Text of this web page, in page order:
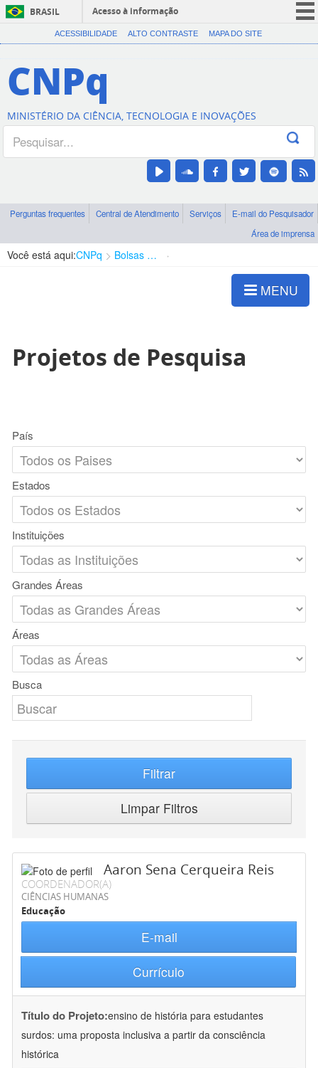
BRASIL
Acesso à informação
CORONAVÍRUS (COVID-19)
Canais
ACESSIBILIDADE ALTO CONTRASTE MAPA DO SITE
CNPq
MINISTÉRIO DA CIÊNCIA, TECNOLOGIA E INOVAÇÕES
Perguntas frequentes Central de Atendimento Serviços
E-mail do Pesquisador
Área de imprensa
Você está aqui:CNPq Bolsas e Auxílios Vigentes
MENU
Projetos de Pesquisa
País
Estados
Instituições
Grandes Áreas
Áreas
Busca
Filtrar
Limpar Filtros
Aaron Sena Cerqueira Reis
COORDENADOR(A)
CIÊNCIAS HUMANAS
Educação
E-mail
Currículo
Título do Projeto:ensino de história para estudantes
surdos: uma proposta inclusiva a partir da consciência
histórica